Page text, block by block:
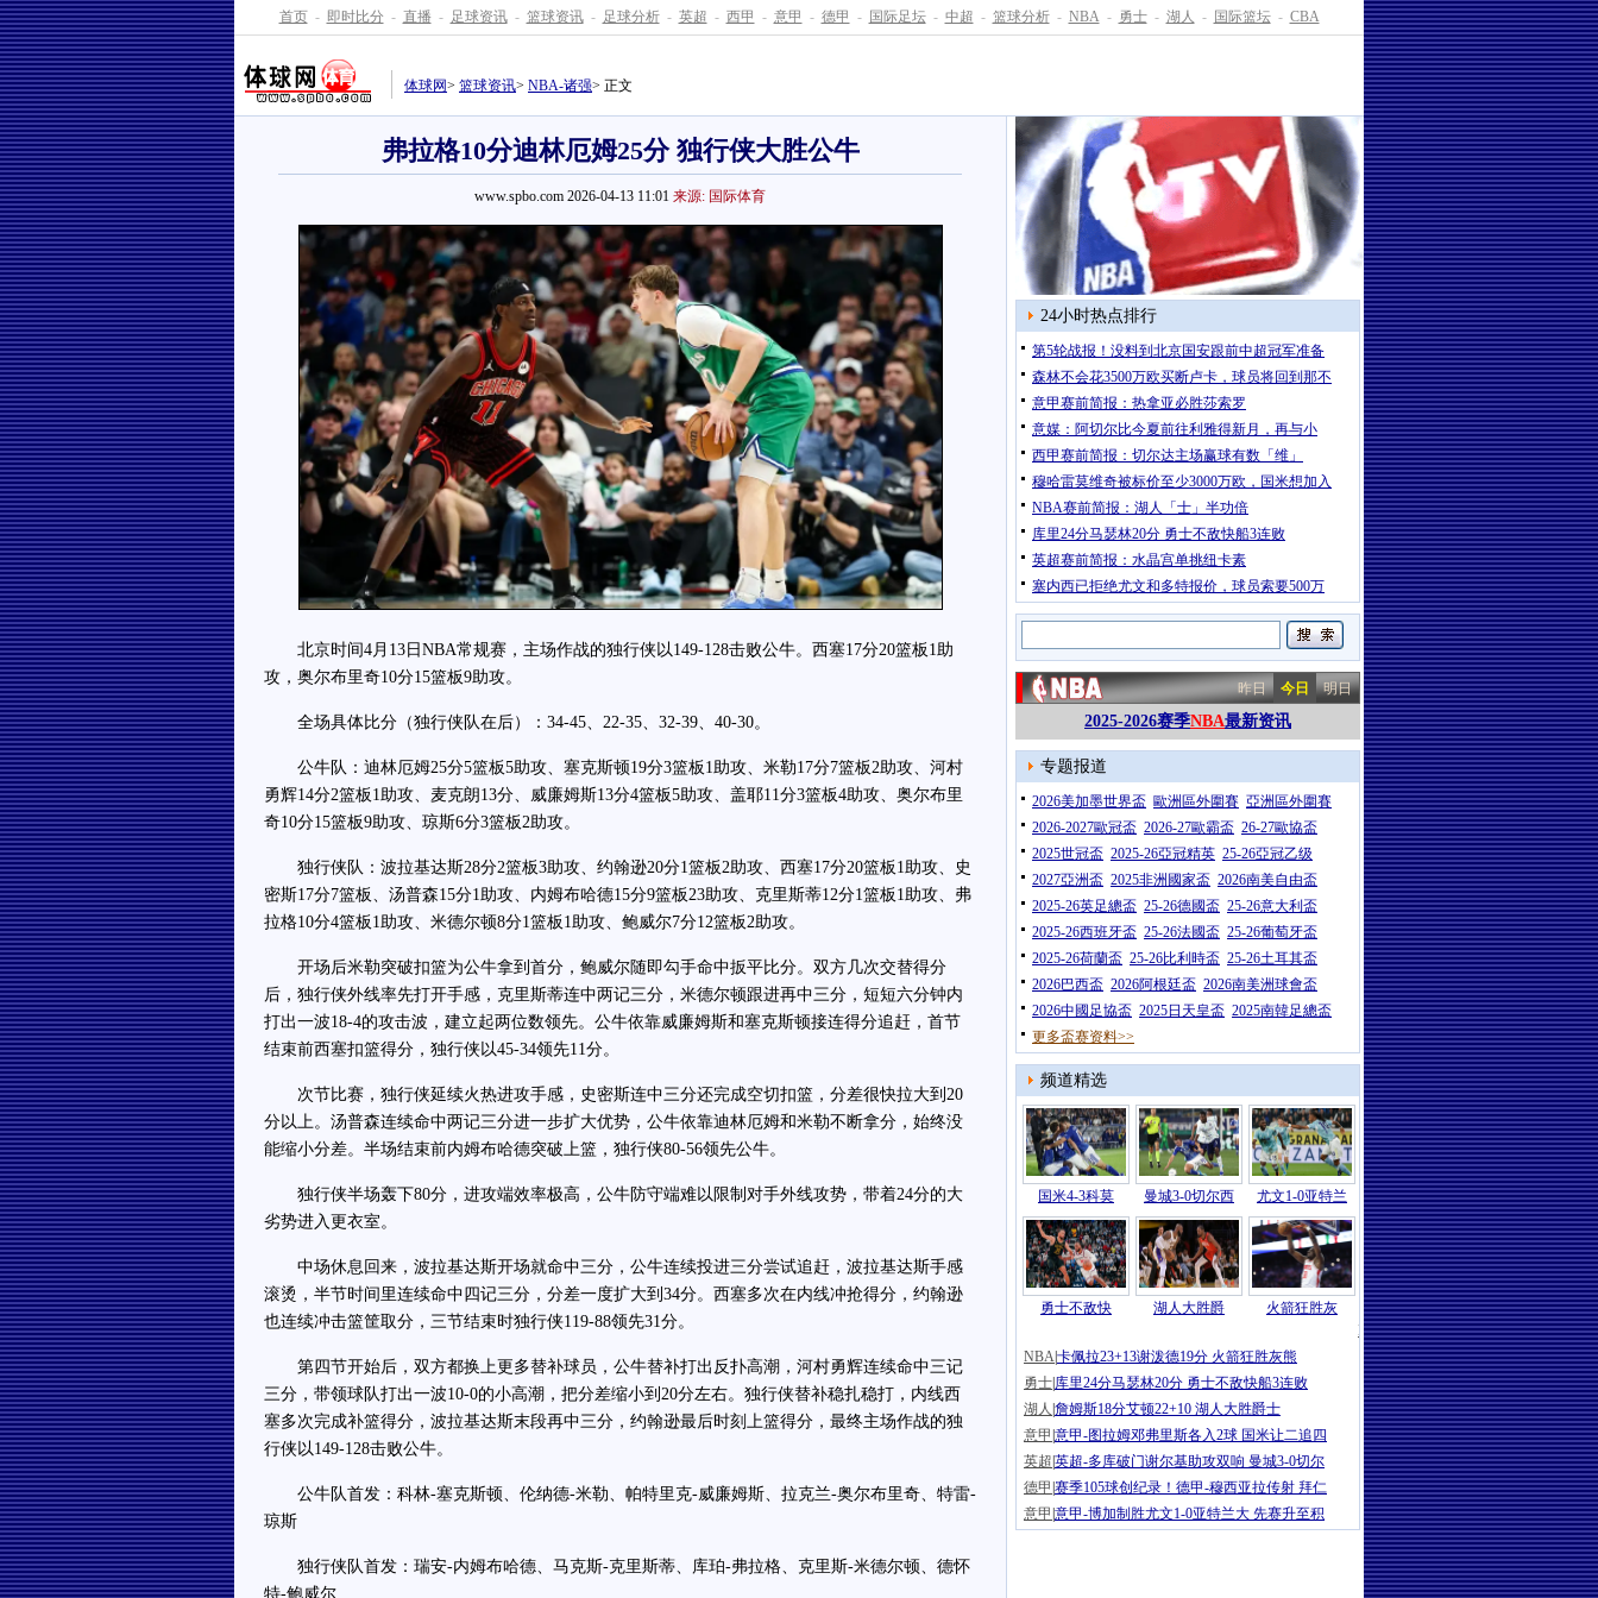
首页 - 即时比分 - 直播 - 足球资讯 - 篮球资讯 - 足球分析 - 英超 - 西甲 - 意甲 - 德甲 - 国际足坛 - 中超 - 篮球分析 - NBA - 勇士 - 湖人 - 国际篮坛 - CBA
体球网> 篮球资讯> NBA-诸强> 正文
弗拉格10分迪林厄姆25分 独行侠大胜公牛
www.spbo.com 2026-04-13 11:01 来源: 国际体育
北京时间4月13日NBA常规赛，主场作战的独行侠以149-128击败公牛。西塞17分20篮板1助
攻，奥尔布里奇10分15篮板9助攻。
全场具体比分（独行侠队在后）：34-45、22-35、32-39、40-30。
公牛队：迪林厄姆25分5篮板5助攻、塞克斯顿19分3篮板1助攻、米勒17分7篮板2助攻、河村
勇辉14分2篮板1助攻、麦克朗13分、威廉姆斯13分4篮板5助攻、盖耶11分3篮板4助攻、奥尔布里
奇10分15篮板9助攻、琼斯6分3篮板2助攻。
独行侠队：波拉基达斯28分2篮板3助攻、约翰逊20分1篮板2助攻、西塞17分20篮板1助攻、史
密斯17分7篮板、汤普森15分1助攻、内姆布哈德15分9篮板23助攻、克里斯蒂12分1篮板1助攻、弗
拉格10分4篮板1助攻、米德尔顿8分1篮板1助攻、鲍威尔7分12篮板2助攻。
开场后米勒突破扣篮为公牛拿到首分，鲍威尔随即勾手命中扳平比分。双方几次交替得分
后，独行侠外线率先打开手感，克里斯蒂连中两记三分，米德尔顿跟进再中三分，短短六分钟内
打出一波18-4的攻击波，建立起两位数领先。公牛依靠威廉姆斯和塞克斯顿接连得分追赶，首节
结束前西塞扣篮得分，独行侠以45-34领先11分。
次节比赛，独行侠延续火热进攻手感，史密斯连中三分还完成空切扣篮，分差很快拉大到20
分以上。汤普森连续命中两记三分进一步扩大优势，公牛依靠迪林厄姆和米勒不断拿分，始终没
能缩小分差。半场结束前内姆布哈德突破上篮，独行侠80-56领先公牛。
独行侠半场轰下80分，进攻端效率极高，公牛防守端难以限制对手外线攻势，带着24分的大
劣势进入更衣室。
中场休息回来，波拉基达斯开场就命中三分，公牛连续投进三分尝试追赶，波拉基达斯手感
滚烫，半节时间里连续命中四记三分，分差一度扩大到34分。西塞多次在内线冲抢得分，约翰逊
也连续冲击篮筐取分，三节结束时独行侠119-88领先31分。
第四节开始后，双方都换上更多替补球员，公牛替补打出反扑高潮，河村勇辉连续命中三记
三分，带领球队打出一波10-0的小高潮，把分差缩小到20分左右。独行侠替补稳扎稳打，内线西
塞多次完成补篮得分，波拉基达斯末段再中三分，约翰逊最后时刻上篮得分，最终主场作战的独
行侠以149-128击败公牛。
公牛队首发：科林-塞克斯顿、伦纳德-米勒、帕特里克-威廉姆斯、拉克兰-奥尔布里奇、特雷-
琼斯
独行侠队首发：瑞安-内姆布哈德、马克斯-克里斯蒂、库珀-弗拉格、克里斯-米德尔顿、德怀
特-鲍威尔
24小时热点排行
第5轮战报！没料到北京国安跟前中超冠军准备
森林不会花3500万欧买断卢卡，球员将回到那不
意甲赛前简报：热拿亚必胜莎索罗
意媒：阿切尔比今夏前往利雅得新月，再与小
西甲赛前简报：切尔达主场赢球有数「维」
穆哈雷莫维奇被标价至少3000万欧，国米想加入
NBA赛前简报：湖人「士」半功倍
库里24分马瑟林20分 勇士不敌快船3连败
英超赛前简报：水晶宫单挑纽卡素
塞内西已拒绝尤文和多特报价，球员索要500万
昨日 今日 明日
2025-2026赛季NBA最新资讯
专题报道
2026美加墨世界盃 歐洲區外圍賽 亞洲區外圍賽
2026-2027歐冠盃 2026-27歐霸盃 26-27歐協盃
2025世冠盃 2025-26亞冠精英 25-26亞冠乙级
2027亞洲盃 2025非洲國家盃 2026南美自由盃
2025-26英足總盃 25-26德國盃 25-26意大利盃
2025-26西班牙盃 25-26法國盃 25-26葡萄牙盃
2025-26荷蘭盃 25-26比利時盃 25-26土耳其盃
2026巴西盃 2026阿根廷盃 2026南美洲球會盃
2026中國足協盃 2025日天皇盃 2025南韓足總盃
更多盃赛资料>>
频道精选
国米4-3科莫 曼城3-0切尔西 尤文1-0亚特兰
勇士不敌快 湖人大胜爵
火箭狂胜灰
NBA |汤姆林26分普洛克特22+11 骑士
NBA卡佩拉23+13谢泼德19分 火箭狂胜灰熊
勇士 库里24分马瑟林20分 勇士不敌快船3连败
湖人 詹姆斯18分艾顿22+10 湖人大胜爵士
意甲 意甲-图拉姆邓弗里斯各入2球 国米让二追四
英超 英超-多库破门谢尔基助攻双响 曼城3-0切尔
德甲 赛季105球创纪录！德甲-穆西亚拉传射 拜仁
意甲 意甲-博加制胜尤文1-0亚特兰大 先赛升至积